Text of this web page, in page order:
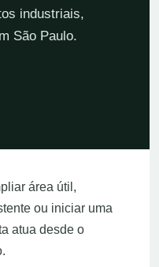
industriais,
São Paulo.
área útil,
ou iniciar uma
atua desde o